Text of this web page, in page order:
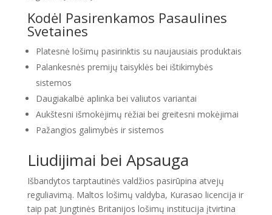
Kodėl Pasirenkamos Pasaulines
Svetaines
Platesnė lošimų pasirinktis su naujausiais produktais
Palankesnės premijų taisyklės bei ištikimybės
sistemos
Daugiakalbė aplinka bei valiutos variantai
Aukštesni išmokėjimų rėžiai bei greitesni mokėjimai
Pažangios galimybės ir sistemos
Liudijimai bei Apsauga
Išbandytos tarptautinės valdžios pasirūpina atvejų
reguliavimą. Maltos lošimų valdyba, Kurasao licencija ir
taip pat Jungtinės Britanijos lošimų institucija įtvirtina